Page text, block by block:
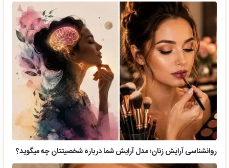
روانشناسی آرایش زنان؛ مدل آرایش شما درباره شخصیتتان چه میگوید؟